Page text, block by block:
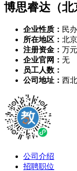
博思睿达（北
企业性质： 民
所在地区： 北
注册资金： 万元
企业官网： 无
员工人数：
公司地址： 西
公司介绍
招聘职位